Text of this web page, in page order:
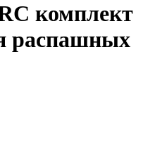
комплект
распашных